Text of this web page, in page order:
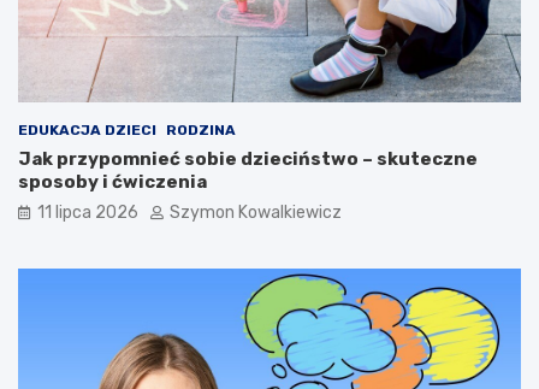
EDUKACJA DZIECI RODZINA
Jak przypomnieć sobie dzieciństwo – skuteczne
sposoby i ćwiczenia
11 lipca 2026 Szymon Kowalkiewicz